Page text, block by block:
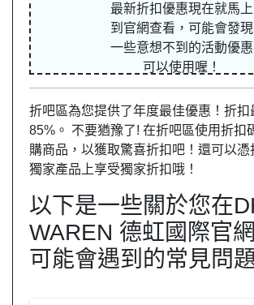
最新折扣優惠現在就馬上
到官網查看，可能會發現
一些意想不到的活動優惠
可以使用喔！
折吧區為您提供了年度最佳優惠！折扣
85%。 不要猶豫了! 在折吧區使用折扣
購商品，以獲取驚喜折扣吧！還可以憑
獨家產品上享受獨家折扣哦！
以下是一些關於您在
WAREN 德虹國際官
可能會遇到的常見問